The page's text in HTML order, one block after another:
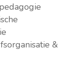
&